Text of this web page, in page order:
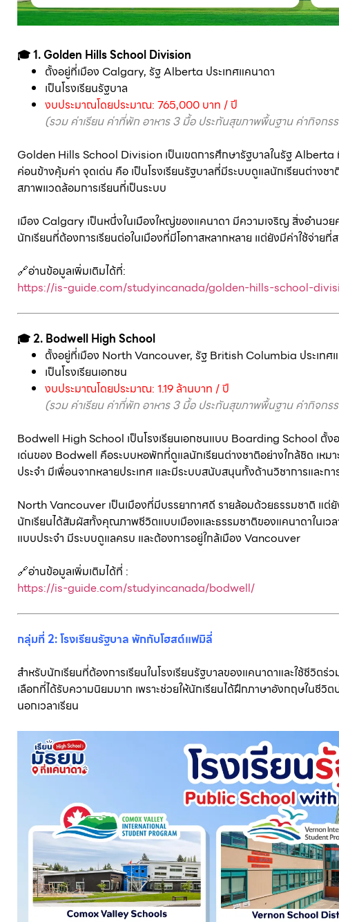
🎓 1. Golden Hills School Division
ตั้งอยู่ที่เมือง Calgary, รัฐ Alberta ประเทศแคนาดา
เป็นโรงเรียนรัฐบาล
งบประมาณโดยประมาณ: 765,000 บาท / ปี
(รวม ค่าเรียน ค่าที่พัก อาหาร 3 มื้อ ประกันสุขภาพพื้นฐาน ค่ากิจกร
Golden Hills School Division เป็นเขตการศึกษารัฐบาลในรัฐ Alberta
ค่อนข้างคุ้มค่า จุดเด่น คือ เป็นโรงเรียนรัฐบาลที่มีระบบดูแลนักเรียนต่างช
สภาพแวดล้อมการเรียนที่เป็นระบบ
เมือง Calgary เป็นหนึ่งในเมืองใหญ่ของแคนาดา มีความเจริญ สิ่งอำนว
นักเรียนที่ต้องการเรียนต่อในเมืองที่มีโอกาสหลากหลาย แต่ยังมีค่าใช้จ่าย
🔗อ่านข้อมูลเพิ่มเติมได้ที่:
https://is-guide.com/studyincanada/golden-hills-school-
🎓 2. Bodwell High School
ตั้งอยู่ที่เมือง North Vancouver, รัฐ British Columbia ประเทศ
เป็นโรงเรียนเอกชน
งบประมาณโดยประมาณ: 1.19 ล้านบาท / ปี
(รวม ค่าเรียน ค่าที่พัก อาหาร 3 มื้อ ประกันสุขภาพพื้นฐาน ค่ากิจกร
Bodwell High School เป็นโรงเรียนเอกชนแบบ Boarding School
เด่นของ Bodwell คือระบบหอพักที่ดูแลนักเรียนต่างชาติอย่างใกล้ชิด เหม
ประจำ มีเพื่อนจากหลายประเทศ และมีระบบสนับสนุนทั้งด้านวิชาการและกา
North Vancouver เป็นเมืองที่มีบรรยากาศดี รายล้อมด้วยธรรมชาติ แต่
นักเรียนได้สัมผัสทั้งคุณภาพชีวิตแบบเมืองและธรรมชาติของแคนาดาในเวล
แบบประจำ มีระบบดูแลครบ และต้องการอยู่ใกล้เมือง Vancouver
🔗อ่านข้อมูลเพิ่มเติมได้ที่ :
https://is-guide.com/studyincanada/bodwell/
กลุ่มที่ 2: โรงเรียนรัฐบาล พักกับโฮสต์แฟมิลี่
สำหรับนักเรียนที่ต้องการเรียนในโรงเรียนรัฐบาลของแคนาดาและใช้ชีวิ
เลือกที่ได้รับความนิยมมาก เพราะช่วยให้นักเรียนได้ฝึกภาษาอังกฤษในชี
นอกเวลาเรียน